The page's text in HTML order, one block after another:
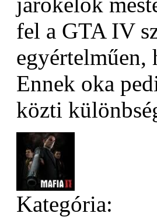
fel a GTA IV
Ennek oka
közti
Kategória: